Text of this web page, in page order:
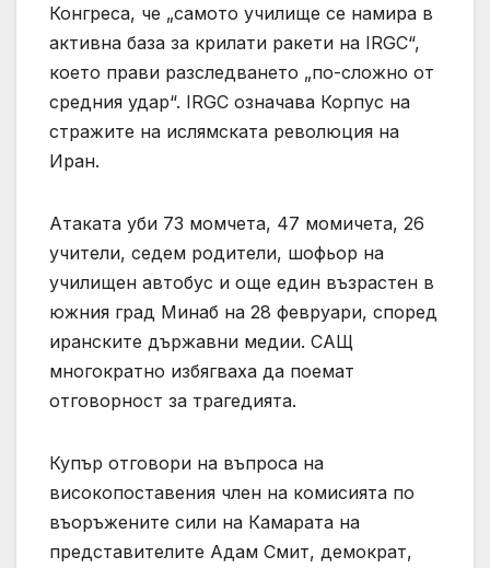
Конгреса, че „самото училище се намира в
активна база за крилати ракети на IRGC“,
което прави разследването „по-сложно от
средния удар“. IRGC означава Корпус на
стражите на ислямската революция на
Иран.
Атаката уби 73 момчета, 47 момичета, 26
учители, седем родители, шофьор на
училищен автобус и още един възрастен в
южния град Минаб на 28 февруари, според
иранските държавни медии. САЩ
многократно избягваха да поемат
отговорност за трагедията.
Купър отговори на въпроса на
високопоставения член на комисията по
въоръжените сили на Камарата на
представителите Адам Смит, демократ,